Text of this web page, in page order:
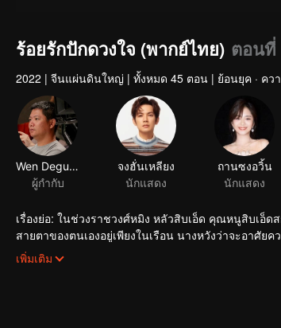
ร้อยรักปักดวงใจ (พากย์ไทย) ตอนที่
2022 | จีนแผ่นดินใหญ่ | ทั้งหมด 45 ตอน | ย้อนยุค · คว
Wen Deguang
ผู้กำกับ
จงฮั่นเหลียง
นักแสดง
ถานซงอวิ้น
นักแสดง
เรื่องย่อ: ในช่วงราชวงศ์หมิง หลัวสิบเอ็ด คุณหนูสิบเอ็
สายตาของตนเองอยู่เพียงในเรือน นางหวังว่าจะอาศั
แต่งงานกับหย่งผิงโหวแม่ทัพใหญ่สวีลิ่งอี๋ นางใช้จิตใจที่
เพิ่มเติม